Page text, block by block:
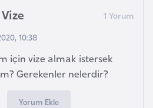
10:38
için vize almak istersek
Gerekenler nelerdir?
Yorum Ekle